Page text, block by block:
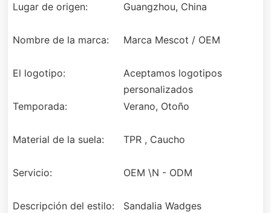
Lugar de origen: Guangzhou, China
Nombre de la marca: Marca Mescot / OEM
El logotipo:
Aceptamos logotipos
personalizados
Temporada:
Verano, Otoño
Material de la suela: TPR , Caucho
Servicio: OEM \N - ODM
Descripción del estilo: Sandalia Wadges